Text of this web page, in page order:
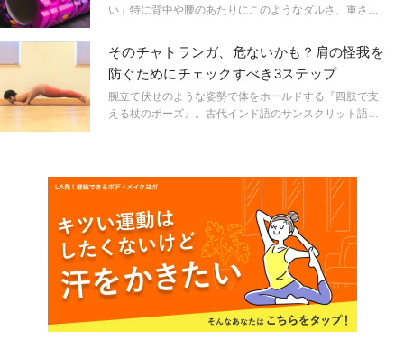
い」特に背中や腰のあたりにこのようなダルさ、重さを
のクセによる筋肉の凝り固まりそのものが原因となって
いることも考えられますが、蓄積したストレスによって
引き起こされているかもしれません。
そのチャトランガ、危ないかも？肩の怪我を
防ぐためにチェックすべき3ステップ
腕立て伏せのような姿勢で体をホールドする『四肢で支
える杖のポーズ』。古代インド語のサンスクリット語で
うことがとても大切です。